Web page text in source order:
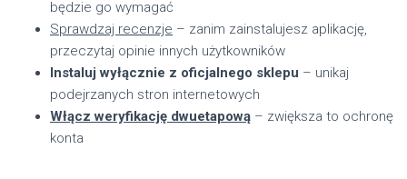
będzie go wymagać
Sprawdzaj recenzje – zanim zainstalujesz aplikację,
przeczytaj opinie innych użytkowników
Instaluj wyłącznie z oficjalnego sklepu – unikaj
podejrzanych stron internetowych
Włącz weryfikację dwuetapową – zwiększa to ochronę
konta